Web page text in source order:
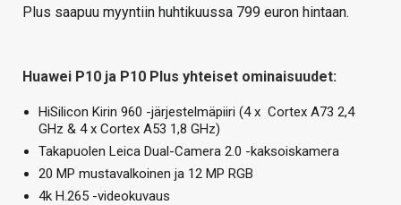
Plus saapuu myyntiin huhtikuussa 799 euron hintaan.
Huawei P10 ja P10 Plus yhteiset ominaisuudet:
HiSilicon Kirin 960 -järjestelmäpiiri (4 x Cortex A73 2,4
GHz & 4 x Cortex A53 1,8 GHz)
Takapuolen Leica Dual-Camera 2.0 -kaksoiskamera
20 MP mustavalkoinen ja 12 MP RGB
4k H.265 -videokuvaus